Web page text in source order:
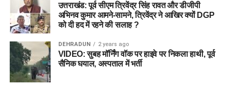
उत्तराखंड: पूर्व सीएम त्रिवेंद्र सिंह रावत और डीजीपी
अभिनव कुमार आमने-सामने, त्रिवेंद्र ने आखिर क्यों DGP
को दी हद में रहने की सलाह ?
DEHRADUN 2 years ago
VIDEO: सुबह मॉर्निंग वॉक पर हाइवे पर निकला हाथी, पूर्व
सैनिक घयाल, अस्पताल में भर्ती